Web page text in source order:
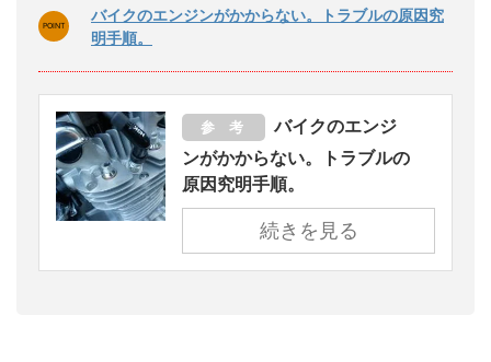
バイクのエンジンがかからない。トラブルの原因究
明手順。
参 考
バイクのエンジ
ンがかからない。トラブルの
原因究明手順。
続きを見る